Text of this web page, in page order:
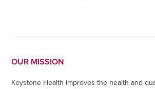
OUR MISSION
Keystone Health improves the health and